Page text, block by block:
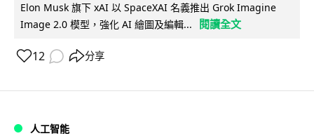
Elon Musk 旗下 xAI 以 SpaceXAI 名義推出 Grok Imagine
Image 2.0 模型，強化 AI 繪圖及編輯...
閱讀全文
12 分享
人工智能